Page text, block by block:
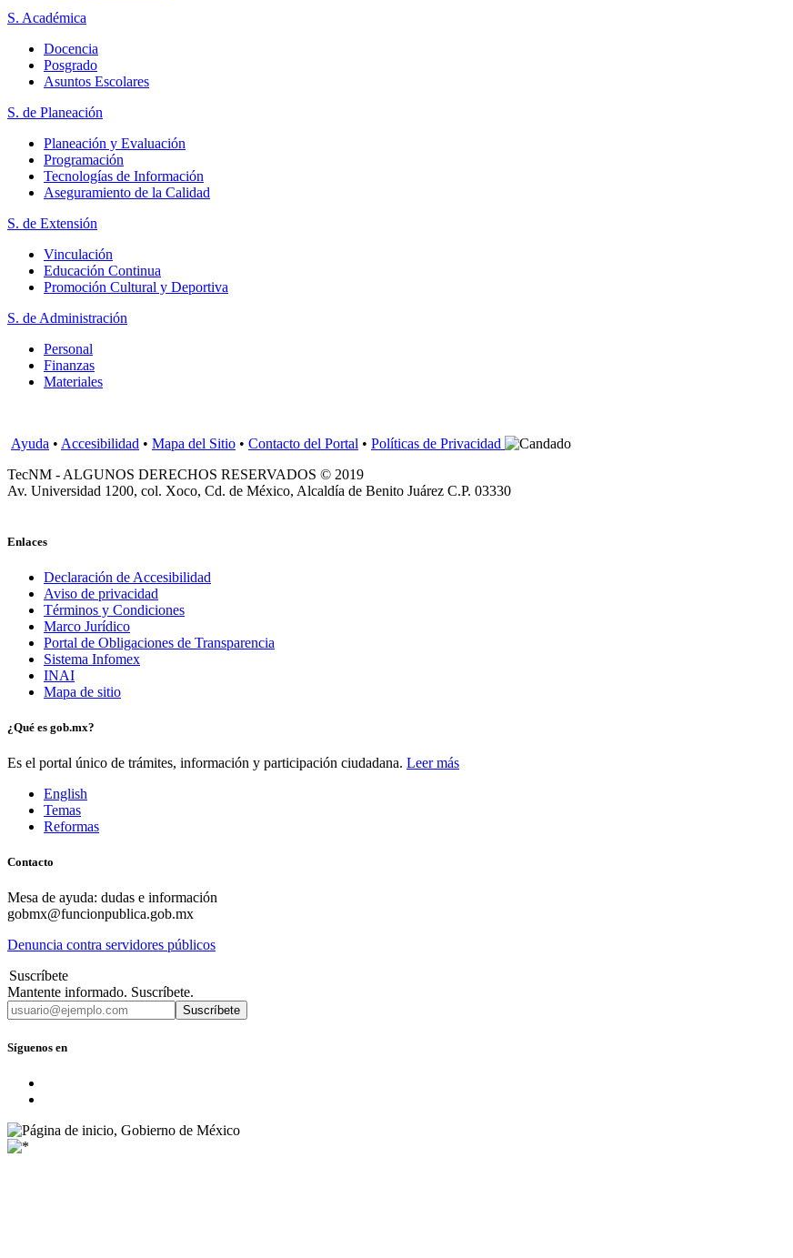
S. Académica
Docencia
Posgrado
Asuntos Escolares
S. de Planeación
Planeación y Evaluación
Programación
Tecnologías de Información
Aseguramiento de la Calidad
S. de Extensión
Vinculación
Educación Continua
Promoción Cultural y Deportiva
S. de Administración
Personal
Finanzas
Materiales
Ayuda • Accesibilidad • Mapa del Sitio • Contacto del Portal • Políticas de Privacidad
TecNM - ALGUNOS DERECHOS RESERVADOS © 2019
Av. Universidad 1200, col. Xoco, Cd. de México, Alcaldía de Benito Juárez C.P. 03330
Enlaces
Declaración de Accesibilidad
Aviso de privacidad
Términos y Condiciones
Marco Jurídico
Portal de Obligaciones de Transparencia
Sistema Infomex
INAI
Mapa de sitio
¿Qué es gob.mx?
Es el portal único de trámites, información y participación ciudadana. Leer más
English
Temas
Reformas
Contacto
Mesa de ayuda: dudas e información
gobmx@funcionpublica.gob.mx
Denuncia contra servidores públicos
Suscríbete
Mantente informado. Suscríbete.
Suscríbete
Síguenos en